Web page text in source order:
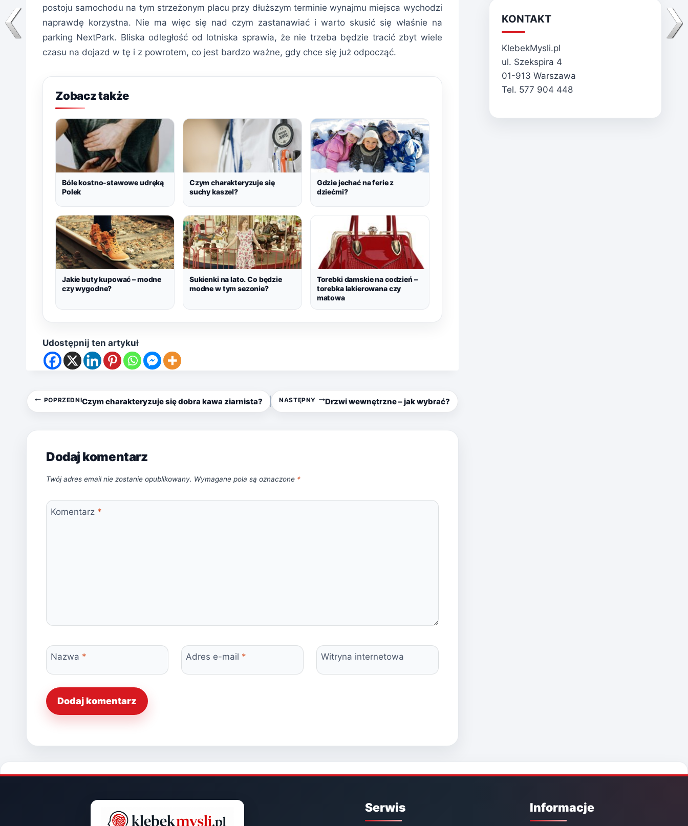
postoju samochodu na tym strzeżonym placu przy dłuższym terminie wynajmu miejsca wychodzi
naprawdę korzystna. Nie ma więc się nad czym zastanawiać i warto skusić się właśnie na
parking NextPark. Bliska odległość od lotniska sprawia, że nie trzeba będzie tracić zbyt wiele
czasu na dojazd w tę i z powrotem, co jest bardzo ważne, gdy chce się już odpocząć.
Zobacz także
Bóle kostno-stawowe udręką
Polek
Czym charakteryzuje się
suchy kaszel?
Gdzie jechać na ferie z
dziećmi?
Jakie buty kupować – modne
czy wygodne?
Sukienki na lato. Co będzie
modne w tym sezonie?
Torebki damskie na codzień –
torebka lakierowana czy
matowa
Udostępnij ten artykuł
Nawigacja
POPRZEDNICzym charakteryzuje się dobra kawa ziarnista? NASTĘPNY Drzwi wewnętrzne – jak wybrać?
Dodaj komentarz
Twój adres email nie zostanie opublikowany. Wymagane pola są oznaczone *
Komentarz *
Nazwa * Adres e-mail * Witryna internetowa
KONTAKT
KlebekMysli.pl
ul. Szekspira 4
01-913 Warszawa
Tel. 577 904 448
Serwis Informacje